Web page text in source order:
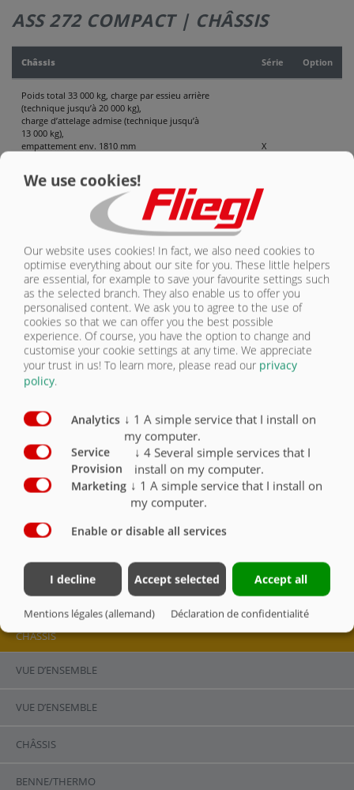
ASS 272 COMPACT | CHÂSSIS
Châssis Série Option
Poids total 33 000 kg, charge par essieu arrière
(technique jusqu’à 20 000 kg),
charge d’attelage admise (technique jusqu’à
13 000 kg),
empattement env. 1810 mm
X
Version 100 km/h avec unité modulaire EBS Haldex et
X
Appuis télescopiques, découplage impossible à pleine
Béquille avec transmission O
2 essieux freinés, tous deux droits X
Freins finisseur,
courant sur BROCHE 15 avec connecteur à 15 pôles /
BROCHE 5 avec connecteur à 7 pôles
O
Suspension pneumatique avec levage et abaissement
Essieu avec frein à tambour X
Hauteur de sellette env. 1300 - 1350 mm X
Hauteur de sellette non standard O
Soupape de suspension pneumatique pour 2e
hauteur de conduite
CHÂSSIS
VUE D’ENSEMBLE
VUE D’ENSEMBLE
CHÂSSIS
BENNE/THERMO
We use cookies!
Our website uses cookies! In fact, we also need cookies to
optimise everything about our site for you. These little helpers
are essential, for example to save your favourite settings such
as the selected branch. They also enable us to offer you
personalised content. We ask you to agree to the use of
cookies so that we can offer you the best possible
experience. Of course, you have the option to change and
customise your cookie settings at any time. We appreciate
your trust in us! To learn more, please read our privacy
policy.
Analytics ↓ 1 A simple service that I install on
my computer.
Service
Provision
↓ 4 Several simple services that I
install on my computer.
Marketing ↓ 1 A simple service that I install on
my computer.
Enable or disable all services
I decline Accept selected Accept all
Mentions légales (allemand) Déclaration de confidentialité